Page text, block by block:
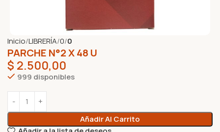
Inicio LIBRERÍA 0 0
PARCHE N°2 X 48 U
$ 2.500,00
999 disponibles
Añadir Al Carrito